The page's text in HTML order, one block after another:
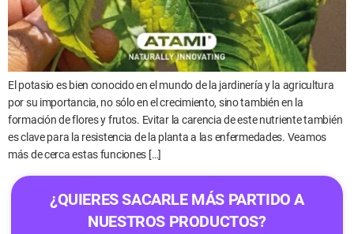
El potasio es bien conocido en el mundo de la jardinería y la agricultura
por su importancia, no sólo en el crecimiento, sino también en la
formación de flores y frutos. Evitar la carencia de este nutriente también
es clave para la resistencia de la planta a las enfermedades. Veamos
más de cerca estas funciones […]
¿QUIERES SACARLE MÁS PARTIDO A
NUESTROS PRODUCTOS?